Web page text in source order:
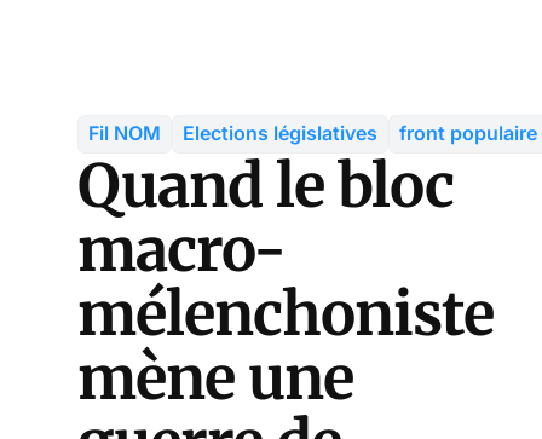
Fil NOM Elections législatives front populaire
Quand le bloc
macro-
mélenchoniste
mène une